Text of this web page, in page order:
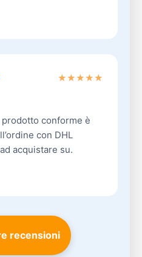
★★★★★
conforme è
con DHL
acquistare su.
recensioni